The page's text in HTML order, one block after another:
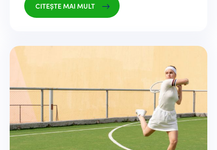
CITEȘTE MAI MULT